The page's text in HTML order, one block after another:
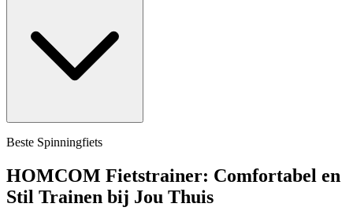
Beste Spinningfiets
HOMCOM Fietstrainer: Comfortabel en
Stil Trainen bij Jou Thuis